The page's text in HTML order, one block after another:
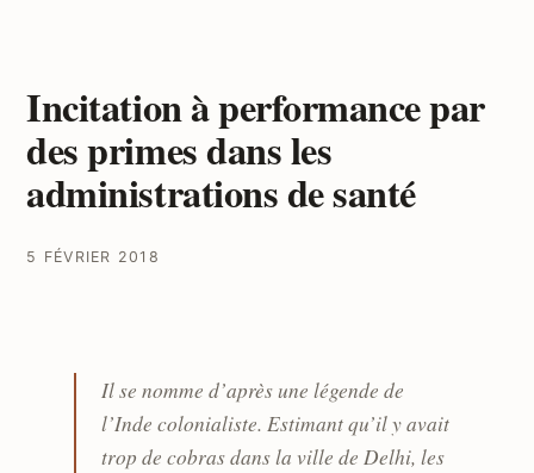
Incitation à performance par
des primes dans les
administrations de santé
5 FÉVRIER 2018
Il se nomme d’après une légende de
l’Inde colonialiste. Estimant qu’il y avait
trop de cobras dans la ville de Delhi, les